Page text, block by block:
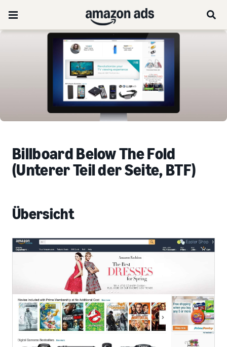
Billboard Below The Fold
(Unterer Teil der Seite, BTF)
Übersicht